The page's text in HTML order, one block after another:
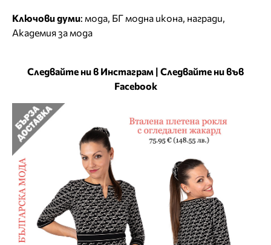
Ключови думи: мода БГ модна икона награди
Академия за мода
Следвайте ни в Инстаграм | Следвайте ни във
Facebook